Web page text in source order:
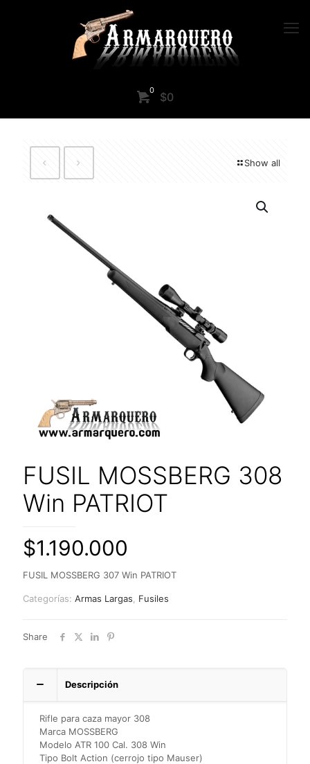
0 $0
Show all
FUSIL MOSSBERG 308
Win PATRIOT
$1.190.000
FUSIL MOSSBERG 307 Win PATRIOT
Categorías: Armas Largas Fusiles
Share
Descripción
Rifle para caza mayor 308
Marca MOSSBERG
Modelo ATR 100 Cal. 308 Win
Tipo Bolt Action (cerrojo tipo Mauser)